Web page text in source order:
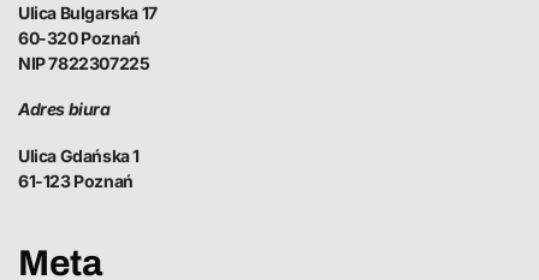
Ulica Bulgarska 17
60-320 Poznań
NIP 7822307225
Adres biura
Ulica Gdańska 1
61-123 Poznań
Meta